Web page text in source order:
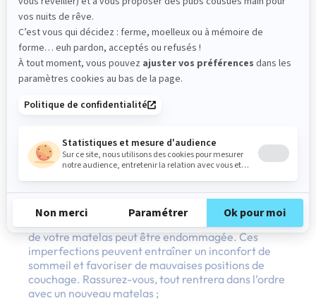
QUAND CHANGER SON MATELAS ?
Avec toutes ces informations, vous vous demandez
sûrement quel est le bon moment pour
? Soyez attentif aux signes d’usure et de
vieillissement. Si l’une des caractéristiques suivantes
séparer :
Surface bosselée: Si vous constatez que votre matelas
présente une surface inégale, avec des bosses ou des
creux, cela indique une perte de support. La structure
de votre matelas peut être endommagée. Ces
imperfections peuvent entraîner un inconfort de
sommeil et favoriser de mauvaises positions de
couchage. Rassurez-vous, tout rentrera dans l’ordre
avec un nouveau matelas ;